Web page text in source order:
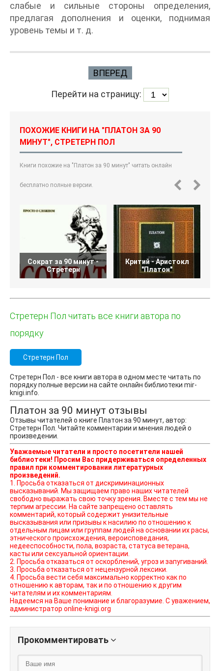
слабые и сильные стороны определения,
предлагая дополнения и оценки, поднимая
уровень темы и т. д.
ВПЕРЕД
Перейти на страницу:
ПОХОЖИЕ КНИГИ НА "ПЛАТОН ЗА 90
МИНУТ", СТРЕТЕРН ПОЛ
Книги похожие на "Платон за 90 минут" читать онлайн
бесплатно полные версии.
Сократ за 90 минут -
Стретерн
Критий - Аристокл
"Платон"
Стретерн Пол читать все книги автора по
порядку
Стретерн Пол
Стретерн Пол - все книги автора в одном месте читать по
порядку полные версии на сайте онлайн библиотеки mir-
knigi.info.
Платон за 90 минут отзывы
Отзывы читателей о книге Платон за 90 минут, автор:
Стретерн Пол. Читайте комментарии и мнения людей о
произведении.
Уважаемые читатели и просто посетители нашей
библиотеки! Просим Вас придерживаться определенных
правил при комментировании литературных
произведений.
1. Просьба отказаться от дискриминационных
высказываний. Мы защищаем право наших читателей
свободно выражать свою точку зрения. Вместе с тем мы не
терпим агрессии. На сайте запрещено оставлять
комментарий, который содержит унизительные
высказывания или призывы к насилию по отношению к
отдельным лицам или группам людей на основании их расы,
этнического происхождения, вероисповедания,
недееспособности, пола, возраста, статуса ветерана,
касты или сексуальной ориентации.
2. Просьба отказаться от оскорблений, угроз и запугиваний.
3. Просьба отказаться от нецензурной лексики.
4. Просьба вести себя максимально корректно как по
отношению к авторам, так и по отношению к другим
читателям и их комментариям.
Надеемся на Ваше понимание и благоразумие. С уважением,
администратор online-knigi.org
Прокомментировать